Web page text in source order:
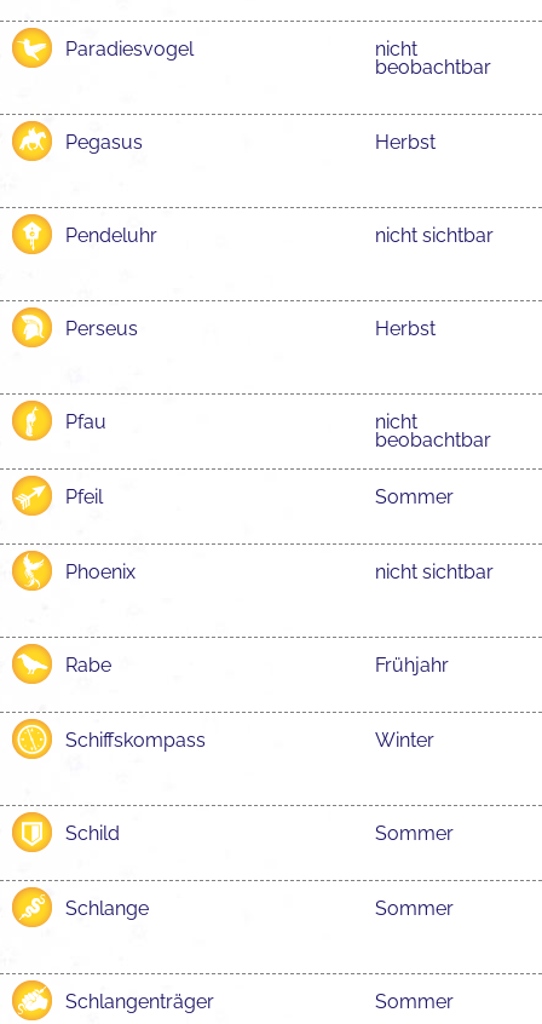
Paradiesvogel nicht
beobachtbar
Pegasus Herbst
Pendeluhr nicht sichtbar
Perseus Herbst
Pfau nicht
beobachtbar
Pfeil Sommer
Phoenix nicht sichtbar
Rabe Frühjahr
Schiffskompass Winter
Schild Sommer
Schlange Sommer
Schlangenträger Sommer